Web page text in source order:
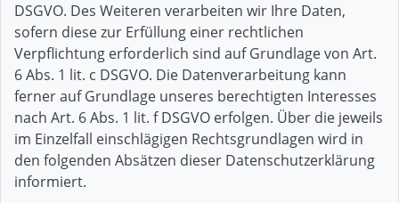
DSGVO. Des Weiteren verarbeiten wir Ihre Daten,
sofern diese zur Erfüllung einer rechtlichen
Verpflichtung erforderlich sind auf Grundlage von Art.
6 Abs. 1 lit. c DSGVO. Die Datenverarbeitung kann
ferner auf Grundlage unseres berechtigten Interesses
nach Art. 6 Abs. 1 lit. f DSGVO erfolgen. Über die jeweils
im Einzelfall einschlägigen Rechtsgrundlagen wird in
den folgenden Absätzen dieser Datenschutzerklärung
informiert.